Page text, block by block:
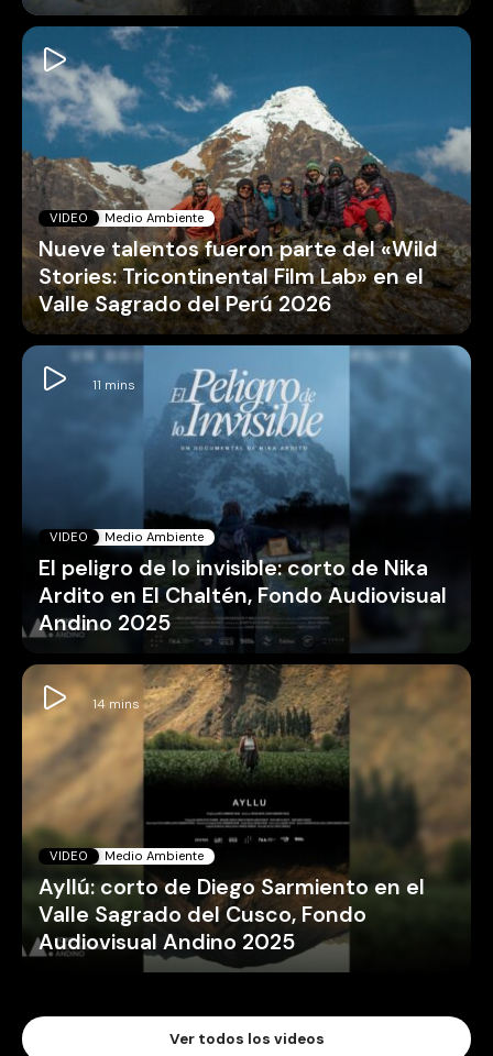
VIDEO Medio Ambiente
Nueve talentos fueron parte del «Wild
Stories: Tricontinental Film Lab» en el
Valle Sagrado del Perú 2026
VIDEO Medio Ambiente
El peligro de lo invisible: corto de Nika
Ardito en El Chaltén, Fondo Audiovisual
Andino 2025
VIDEO Medio Ambiente
Ayllú: corto de Diego Sarmiento en el
Valle Sagrado del Cusco, Fondo
Audiovisual Andino 2025
Ver todos los videos